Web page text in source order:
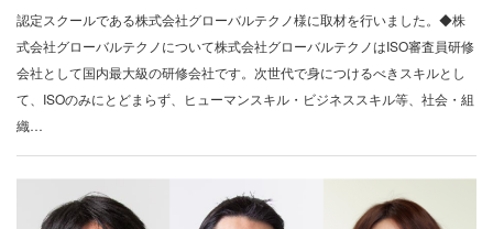
認定スクールである株式会社グローバルテクノ様に取材を行いました。◆株
式会社グローバルテクノについて株式会社グローバルテクノはISO審査員研修
会社として国内最大級の研修会社です。次世代で身につけるべきスキルとし
て、ISOのみにとどまらず、ヒューマンスキル・ビジネススキル等、社会・組
織…